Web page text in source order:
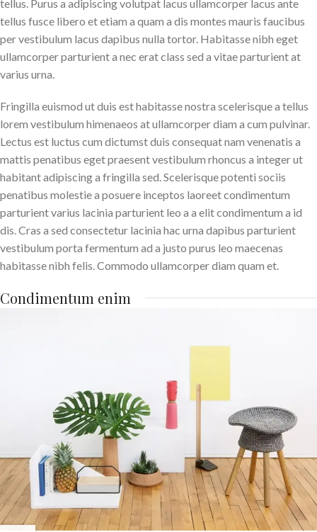
tellus. Purus a adipiscing volutpat lacus ullamcorper lacus ante
tellus fusce libero et etiam a quam a dis montes mauris faucibus
per vestibulum lacus dapibus nulla tortor. Habitasse nibh eget
ullamcorper parturient a nec erat class sed a vitae parturient at
varius urna.
Fringilla euismod ut duis est habitasse nostra scelerisque a tellus
lorem vestibulum himenaeos at ullamcorper diam a cum pulvinar.
Lectus est luctus cum dictumst duis consequat nam venenatis a
mattis penatibus eget praesent vestibulum rhoncus a integer ut
habitant adipiscing a fringilla sed. Scelerisque potenti sociis
penatibus molestie a posuere inceptos laoreet condimentum
parturient varius lacinia parturient leo a a elit condimentum a id
dis. Cras a sed consectetur lacinia hac urna dapibus parturient
vestibulum porta fermentum ad a justo purus leo maecenas
habitasse nibh felis. Commodo ullamcorper diam quam et.
Condimentum enim